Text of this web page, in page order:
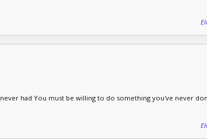
had You must be willing to do something you've never